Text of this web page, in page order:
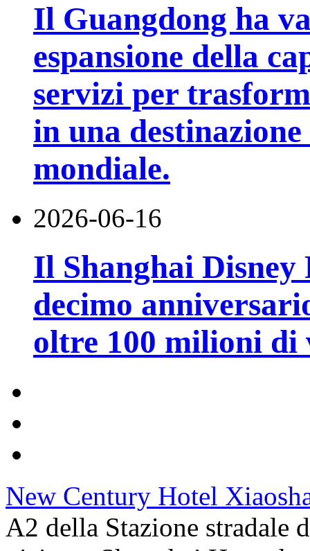
Il Guangdong ha
espansione della
servizi per
in una
mondiale.
2026-06-16
Il Shanghai Disney
decimo
oltre 100 milioni
New Century Hotel
A2 della Stazione stradale